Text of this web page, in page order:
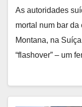
As autoridades
mortal num bar
Montana, na
“flashover” – um